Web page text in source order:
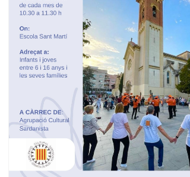
Dades Obertes
Catàleg de Serveis i Tràmits
Mercats Municipals
Webs Municipals